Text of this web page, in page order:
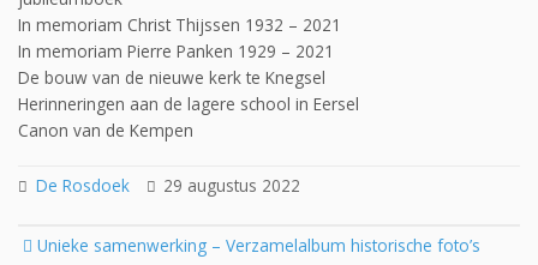
In memoriam Christ Thijssen 1932 – 2021
In memoriam Pierre Panken 1929 – 2021
De bouw van de nieuwe kerk te Knegsel
Herinneringen aan de lagere school in Eersel
Canon van de Kempen
De Rosdoek 29 augustus 2022
Post
Unieke samenwerking – Verzamelalbum historische foto’s